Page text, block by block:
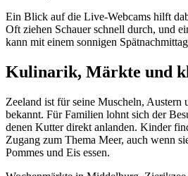
Ein Blick auf die Live-Webcams hilft
Oft ziehen Schauer schnell durch, und
kann mit einem sonnigen
Kulinarik, Märkte und
Zeeland ist für seine Muscheln, Austern
bekannt. Für Familien lohnt sich der
denen Kutter direkt anlanden. Kinder
Zugang zum Thema Meer, auch wenn
Pommes und Eis essen.